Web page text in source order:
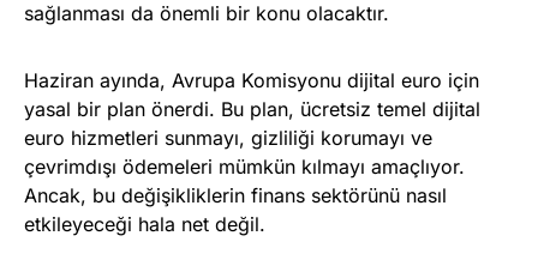
sağlanması da önemli bir konu olacaktır.
Haziran ayında, Avrupa Komisyonu dijital euro için
yasal bir plan önerdi. Bu plan, ücretsiz temel dijital
euro hizmetleri sunmayı, gizliliği korumayı ve
çevrimdışı ödemeleri mümkün kılmayı amaçlıyor.
Ancak, bu değişikliklerin finans sektörünü nasıl
etkileyeceği hala net değil.